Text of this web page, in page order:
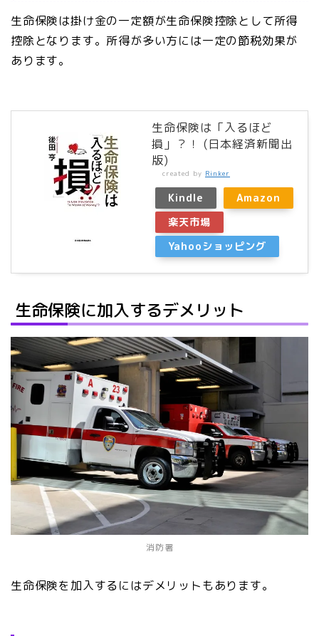
生命保険は掛け金の一定額が生命保険控除として所得
控除となります。所得が多い方には一定の節税効果が
あります。
生命保険は「入るほど
損」？！ (日本経済新聞出
版)
created by Rinker
Kindle
Amazon
楽天市場
Yahooショッピング
生命保険に加入するデメリット
消防署
生命保険を加入するにはデメリットもあります。